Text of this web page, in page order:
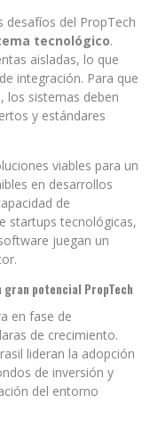
desafíos del PropTech
tecnológico.
aisladas, lo que
integración. Para que
los sistemas deben
y estándares
viables para un
en desarrollos
de
startups tecnológicas,
juegan un
potencial PropTech
en fase de
de crecimiento.
lideran la adopción
de inversión y
del entorno